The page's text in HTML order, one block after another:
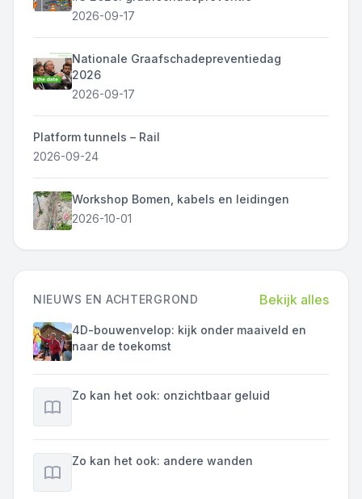
2026-09-17
Nationale Graafschadepreventiedag
2026
2026-09-17
Platform tunnels – Rail
2026-09-24
Workshop Bomen, kabels en leidingen
2026-10-01
NIEUWS EN ACHTERGROND Bekijk alles
4D-bouwenvelop: kijk onder maaiveld en
naar de toekomst
Zo kan het ook: onzichtbaar geluid
Zo kan het ook: andere wanden